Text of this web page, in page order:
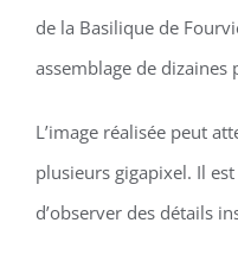
de la Basilique de
assemblage de dizaines
L’image réalisée peut
plusieurs gigapixel. Il
d’observer des détails